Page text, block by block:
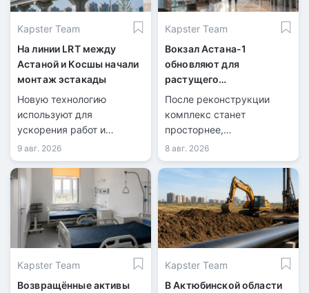
Kapster Team
На линии LRT между
Астаной и Косшы начали
монтаж эстакады
Новую технологию
используют для
ускорения работ и
сокращения перекрытий
дорог.
9 авг. 2026
Kapster Team
Вокзал Астана-1
обновляют для
растущего
пассажиропотока
После реконструкции
комплекс станет
просторнее,
технологичнее и
доступнее.
8 авг. 2026
Kapster Team
Возвращённые активы
Kapster Team
В Актюбинской области